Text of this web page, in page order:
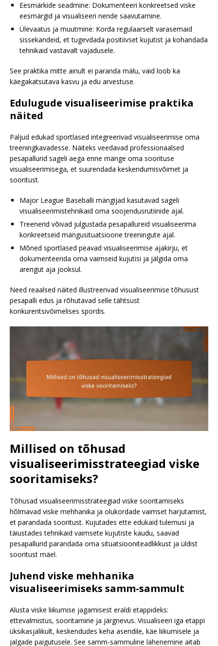
Eesmärkide seadmine: Dokumenteeri konkreetsed viske
eesmärgid ja visualiseeri nende saavutamine.
Ülevaatus ja muutmine: Korda regulaarselt varasemaid
sissekandeid, et tugevdada positiivset kujutist ja kohandada
tehnikaid vastavalt vajadusele.
See praktika mitte ainult ei paranda mälu, vaid loob ka
käegakatsutava kasvu ja edu arvestuse.
Edulugude visualiseerimise praktika
näited
Paljud edukad sportlased integreerivad visualiseerimise oma
treeningkavadesse. Näiteks veedavad professionaalsed
pesapallurid sageli aega enne mänge oma soorituse
visualiseerimisega, et suurendada keskendumisvõimet ja
sooritust.
Major League Baseballi mängijad kasutavad sageli
visualiseerimistehnikaid oma soojendusrutiinide ajal.
Treenerid võivad julgustada pesapallureid visualiseerima
konkreetseid mängusituatsioone treeningute ajal.
Mõned sportlased peavad visualiseerimise ajakirju, et
dokumenteerida oma vaimseid kujutisi ja jälgida oma
arengut aja jooksul.
Need reaalsed näited illustreerivad visualiseerimise tõhusust
pesapalli edus ja rõhutavad selle tähtsust
konkurentsivõimelises spordis.
Millised on tõhusad
visualiseerimisstrateegiad viske
sooritamiseks?
Tõhusad visualiseerimisstrateegiad viske sooritamiseks
hõlmavad viske mehhanika ja olukordade vaimset harjutamist,
et parandada sooritust. Kujutades ette edukaid tulemusi ja
täiustades tehnikaid vaimsete kujutiste kaudu, saavad
pesapallurid parandada oma situatsiooniteadlikkust ja üldist
sooritust mäel.
Juhend viske mehhanika
visualiseerimiseks samm-sammult
Alusta viske liikumise jagamisest eraldi etappideks:
ettevalmistus, sooritamine ja järgnevus. Visualiseeri iga etappi
üksikasjalikult, keskendudes keha asendile, käe liikumisele ja
jalgade paigutusele. See samm-sammuline lähenemine aitab